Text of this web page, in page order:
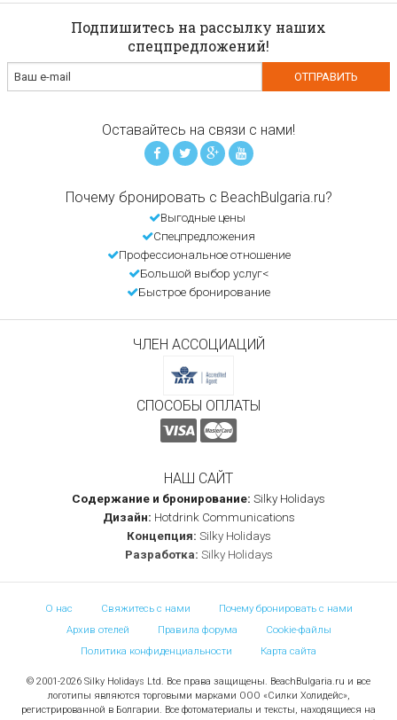
Подпишитесь на рассылку наших
спецпредложений!
Оставайтесь на связи с нами!
Почему бронировать с BeachBulgaria.ru?
Выгодные цены
Спецпредложения
Профессиональное отношение
Большой выбор услуг<
Быстрое бронирование
ЧЛЕН АССОЦИАЦИЙ
СПОСОБЫ ОПЛАТЫ
НАШ САЙТ
Содержание и бронирование: Silky Holidays
Дизайн: Hotdrink Communications
Концепция: Silky Holidays
Разработка: Silky Holidays
О нас Свяжитесь с нами
Почему бронировать с нами
Архив отелей
Правила форума
Cookie-файлы
Политика конфиденциальности
Карта сайта
© 2001-2026 Silky Holidays Ltd. Все права защищены. BeachBulgaria.ru и все
логотипы являются торговыми марками ООО «Силки Холидейс»,
регистрированной в Болгарии. Все фотоматериалы и тексты, находящиеся на